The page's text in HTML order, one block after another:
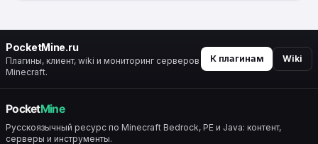
PocketMine.ru
Плагины, клиент, wiki и мониторинг серверов
Minecraft.
К плагинам Wiki
Русскоязычный ресурс по Minecraft Bedrock, PE и Java: контент,
серверы и инструменты.